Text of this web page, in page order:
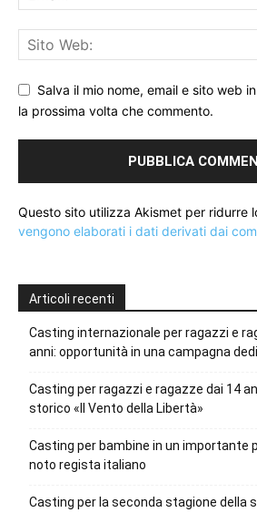
Salva il mio nome, email e sito web
la prossima volta che commento.
Questo sito utilizza Akismet per ridurre
vengono elaborati i dati derivati dai
Articoli recenti
Casting internazionale per ragazzi e
anni: opportunità in una campagna
Casting per ragazzi e ragazze dai 14
storico «Il Vento della Libertà»
Casting per bambine in un importante
noto regista italiano
Casting per la seconda stagione della